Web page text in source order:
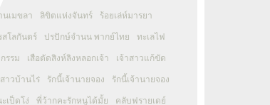
นเมขลา ลิขิตแห่งจันทร์ ร้อยเล่ห์มารยา
สโลกันตร์ ปรปักษ์จำนน พากย์ไทย ทะเลไฟ
รรม เสือตัดสิงห์ลิงหลอกเจ้า เจ้าสาวแก้ขัด
สาวบ้านไร่ รักนี้เจ้านายจอง รักนี้เจ้านายจอง
เป็ดโง่ พี่ว้ากคะรักหนูได้มั้ย คลับฟรายเดย์